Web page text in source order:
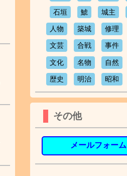
石垣 鯱 城主
人物 築城 修理
文芸 合戦 事件
文化 名物 自然
歴史 明治 昭和
その他
メールフォーム